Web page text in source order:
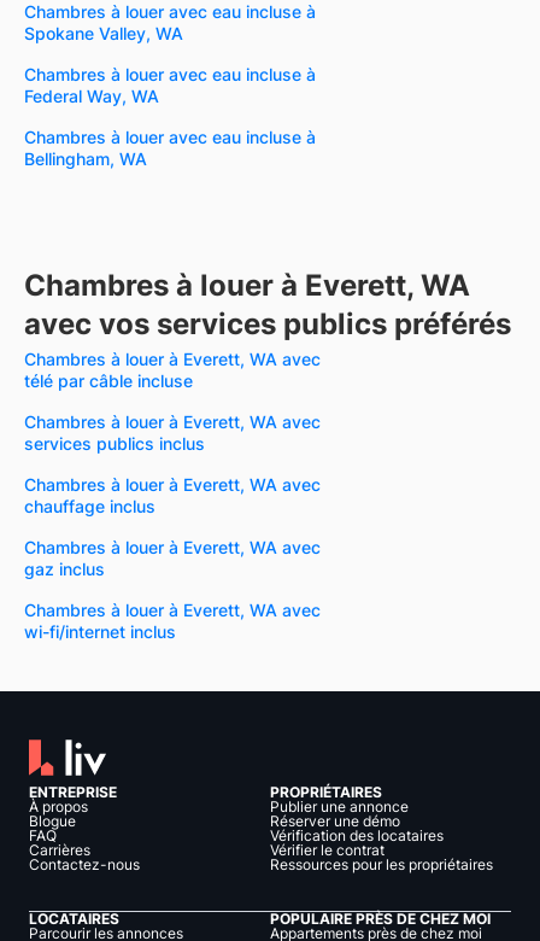
Chambres à louer avec eau incluse à
Spokane Valley, WA
Chambres à louer avec eau incluse à
Federal Way, WA
Chambres à louer avec eau incluse à
Bellingham, WA
Chambres à louer à Everett, WA
avec vos services publics préférés
Chambres à louer à Everett, WA avec
télé par câble incluse
Chambres à louer à Everett, WA avec
services publics inclus
Chambres à louer à Everett, WA avec
chauffage inclus
Chambres à louer à Everett, WA avec
gaz inclus
Chambres à louer à Everett, WA avec
wi-fi/internet inclus
ENTREPRISE
À propos
Blogue
FAQ
Carrières
Contactez-nous
PROPRIÉTAIRES
Publier une annonce
Réserver une démo
Vérification des locataires
Vérifier le contrat
Ressources pour les propriétaires
LOCATAIRES
Parcourir les annonces
POPULAIRE PRÈS DE CHEZ MOI
Appartements près de chez moi